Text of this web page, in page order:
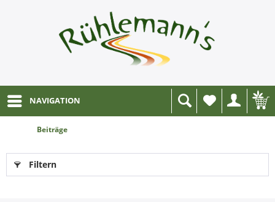
NAVIGATION
Wunschliste
Beiträge
Filtern